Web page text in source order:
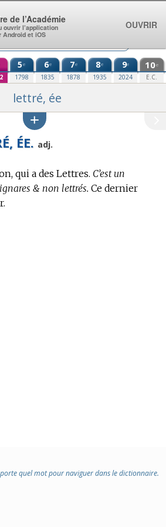
5e
1798
6e
1835
7e
1878
8e
1935
9e
2024
10e
E.C.
lettré, ée
ÉE. adj.
qui a des Lettres. C’est un
& non lettrés. Ce dernier
quel mot pour naviguer dans le dictionnaire.
de l’Académie
ouvrir l’application
Android et iOS
OUVRIR